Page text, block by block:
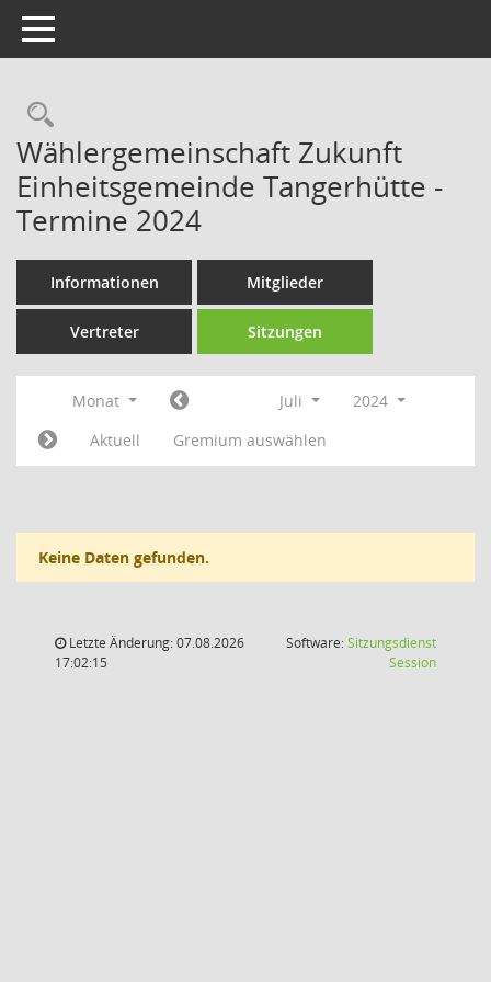
Toggle navigation
Rechercheauswahl
Wählergemeinschaft Zukunft
Einheitsgemeinde Tangerhütte -
Termine 2024
Informationen Mitglieder
Vertreter Sitzungen
Monat Juli
2024
Aktuell
Gremium auswählen
Keine Daten gefunden.
Letzte Änderung: 07.08.2026
17:02:15
Software:Sitzungsdienst
Session(Wird in